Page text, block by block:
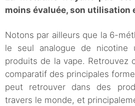
moins évaluée, son utilisation
Notons par ailleurs que la 6-
le seul analogue de nicotine
produits de la vape. Retrouvez
comparatif des principales
peut retrouver dans des
travers le monde, et